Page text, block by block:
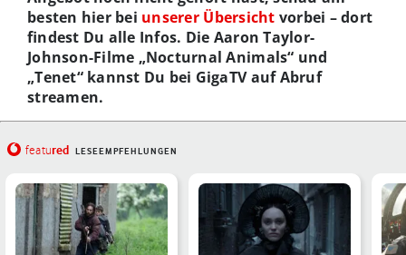
besten hier bei unserer Übersicht vorbei – dort
findest Du alle Infos. Die Aaron Taylor-
Johnson-Filme „Nocturnal Animals“ und
„Tenet“ kannst Du bei GigaTV auf Abruf
streamen.
featured LESEEMPFEHLUNGEN